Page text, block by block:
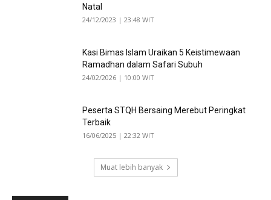
Natal
24/12/2023 | 23:48 WIT
Kasi Bimas Islam Uraikan 5 Keistimewaan
Ramadhan dalam Safari Subuh
24/02/2026 | 10:00 WIT
Peserta STQH Bersaing Merebut Peringkat
Terbaik
16/06/2025 | 22:32 WIT
Muat lebih banyak